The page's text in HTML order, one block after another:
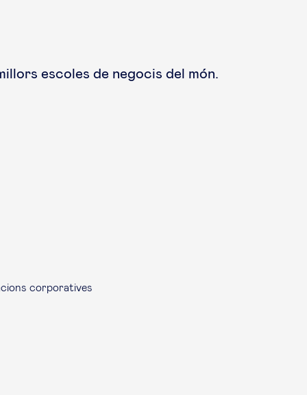
escoles de negocis del món.
corporatives